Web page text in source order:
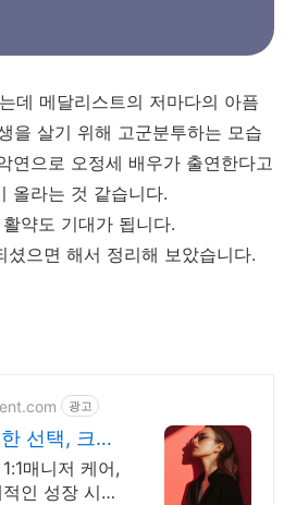
데 메달리스트의 저마다의 아픔
을 살기 위해 고군분투하는 모습
연으로 오정세 배우가 출연한다고
올라는 것 같습니다.
약도 기대가 됩니다.
셨으면 해서 정리해 보았습니다.
광고
선택, 크리
집
매니저 케어,
인 성장 시스